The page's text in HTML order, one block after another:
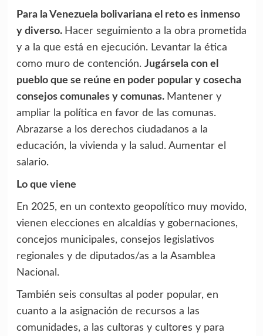
Para la Venezuela bolivariana el reto es inmenso
y diverso. Hacer seguimiento a la obra prometida
y a la que está en ejecución. Levantar la ética
como muro de contención. Jugársela con el
pueblo que se reúne en poder popular y cosecha
consejos comunales y comunas. Mantener y
ampliar la política en favor de las comunas.
Abrazarse a los derechos ciudadanos a la
educación, la vivienda y la salud. Aumentar el
salario.
Lo que viene
En 2025, en un contexto geopolítico muy movido,
vienen elecciones en alcaldías y gobernaciones,
concejos municipales, consejos legislativos
regionales y de diputados/as a la Asamblea
Nacional.
También seis consultas al poder popular, en
cuanto a la asignación de recursos a las
comunidades, a las cultoras y cultores y para